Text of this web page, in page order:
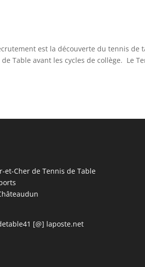
est la découverte du tennis de
Table avant les cycles de collège. Le
et-Cher de Tennis de Table
[@] laposte.net